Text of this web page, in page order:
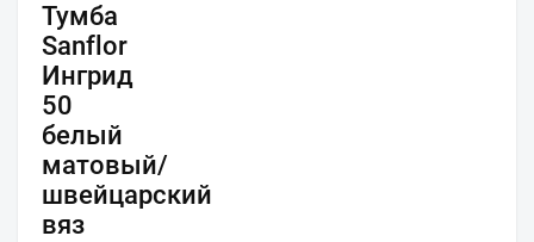
Тумба
Sanflor
Ингрид
50
белый
матовый/
швейцарский
вяз